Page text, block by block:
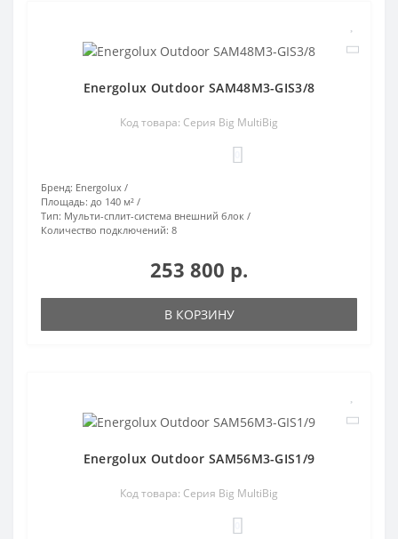
Energolux Outdoor SAM48M3-GIS3/8
Код товара: Серия Big MultiBig
Бренд: Energolux
Площадь: до 140 м²
Тип: Мульти-сплит-система внешний блок
Количество подключений: 8
253 800 р.
В КОРЗИНУ
Energolux Outdoor SAM56M3-GIS1/9
Код товара: Серия Big MultiBig